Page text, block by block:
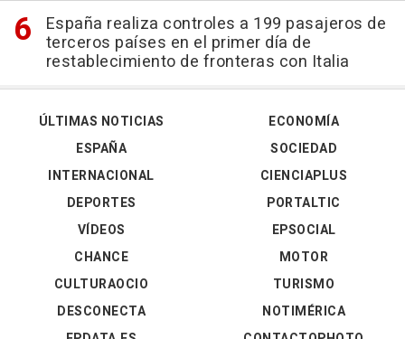
España realiza controles a 199 pasajeros de
terceros países en el primer día de
restablecimiento de fronteras con Italia
ÚLTIMAS NOTICIAS
ESPAÑA
INTERNACIONAL
DEPORTES
VÍDEOS
ECONOMÍA
SOCIEDAD
CIENCIAPLUS
PORTALTIC
EPSOCIAL
CHANCE
CULTURAOCIO
DESCONECTA
MOTOR
TURISMO
NOTIMÉRICA